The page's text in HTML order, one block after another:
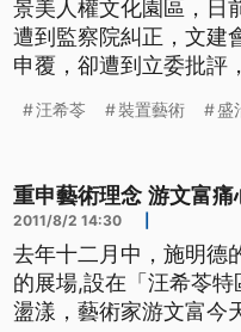
景美人權文化園區，日
遭到監察院糾正，文建
申覆，卻遭到立委批評
藝術展，引發爭議，
汪希苓 裝置藝術 盛
重申藝術理念 游文富痛
2011/8/2 14:30
去年十二月中，施明德
的展場,設在「汪希苓
盪漾，藝術家游文富今